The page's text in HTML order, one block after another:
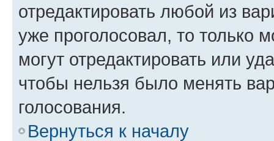
отредактировать любой из
уже проголосовал, то только
могут отредактировать или
чтобы нельзя было менять
голосования.
Вернуться к началу